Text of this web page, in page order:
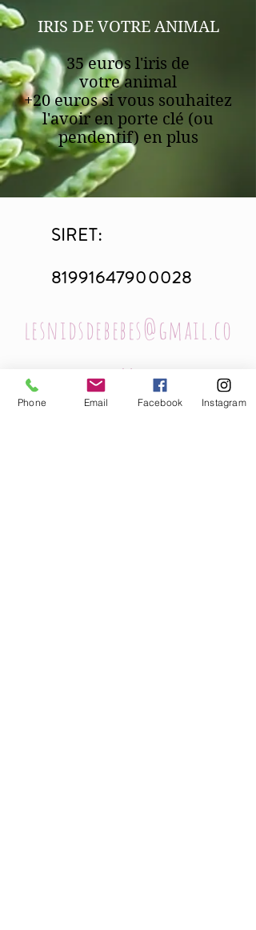
IRIS DE VOTRE ANIMAL
35 euros l'iris de
votreanimal
+20 euros si vous souhaitez
l'avoir en porte clé (ou
pendentif) en plus
SIRET:
81991647900028
lesnidsdebebes@gmail.co
m
Phone Email Facebook Instagram